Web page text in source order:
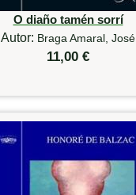
O diaño tamén sorrí
Autor: Braga Amaral, José
11,00 €